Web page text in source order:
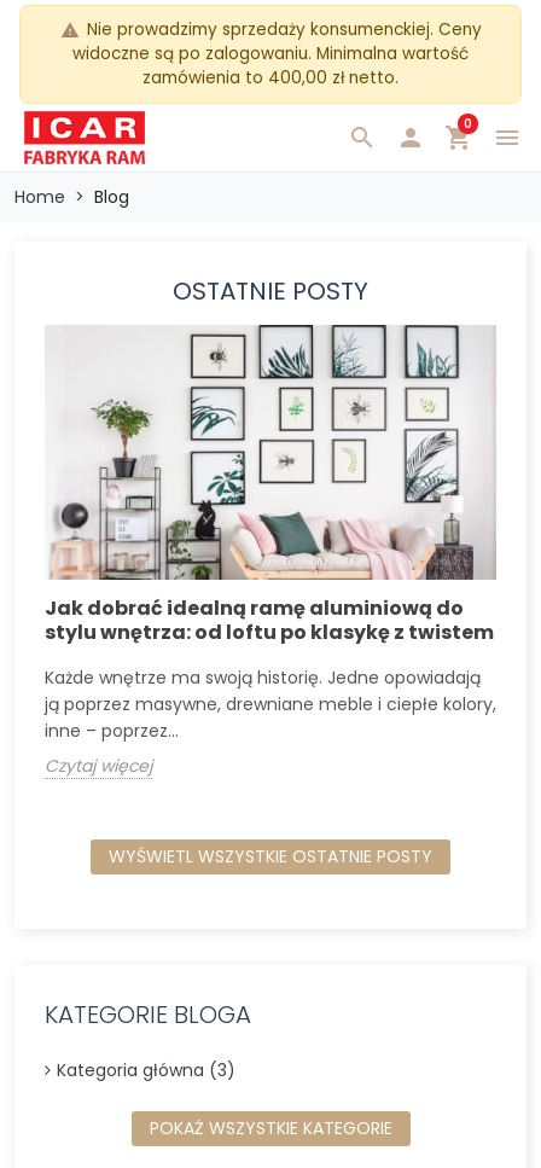
warning Nie prowadzimy sprzedaży konsumenckiej. Ceny
widoczne są po zalogowaniu. Minimalna wartość
zamówienia to 400,00 zł netto.
menu
search  shopping_cart
0
Home Blog
OSTATNIE POSTY
Jak dobrać idealną ramę aluminiową do
stylu wnętrza: od loftu po klasykę z twistem
Każde wnętrze ma swoją historię. Jedne opowiadają
ją poprzez masywne, drewniane meble i ciepłe kolory,
inne – poprzez...
Czytaj więcej
WYŚWIETL WSZYSTKIE OSTATNIE POSTY
KATEGORIE BLOGA
Kategoria główna (3)
POKAŻ WSZYSTKIE KATEGORIE